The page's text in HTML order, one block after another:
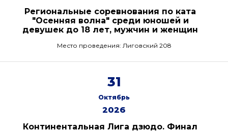
Региональные соревнования по ката
"Осенняя волна" среди юношей и
девушек до 18 лет, мужчин и женщин
Место проведения: Лиговский 208
31
Октябрь
2026
Континентальная Лига дзюдо. Финал